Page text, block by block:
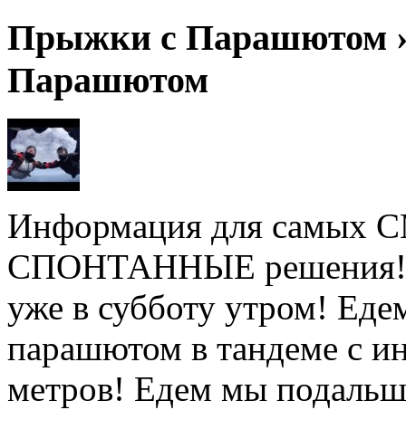
Прыжки с Парашютом
Парашютом
Информация для
СПОНТАННЫЕ решения!
уже в субботу утром!
парашютом в тандеме с
метров! Едем мы